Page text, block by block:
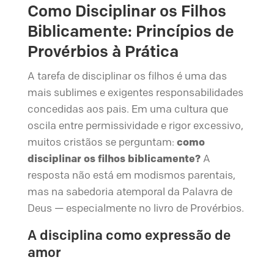
Como Disciplinar os Filhos
Biblicamente: Princípios de
Provérbios à Prática
A tarefa de disciplinar os filhos é uma das
mais sublimes e exigentes responsabilidades
concedidas aos pais. Em uma cultura que
oscila entre permissividade e rigor excessivo,
muitos cristãos se perguntam: como
disciplinar os filhos biblicamente?A
resposta não está em modismos parentais,
mas na sabedoria atemporal da Palavra de
Deus — especialmente no livro de Provérbios.
A disciplina como expressão de
amor